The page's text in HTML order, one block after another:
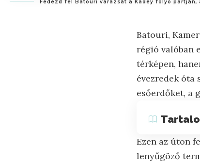
Fedezd fel Batouri varázsát a Kadey folyó
Batouri,
régió valóban
térképen,
évezredek óta
esőerdőket, a
Ezen az úton
lenyűgöző